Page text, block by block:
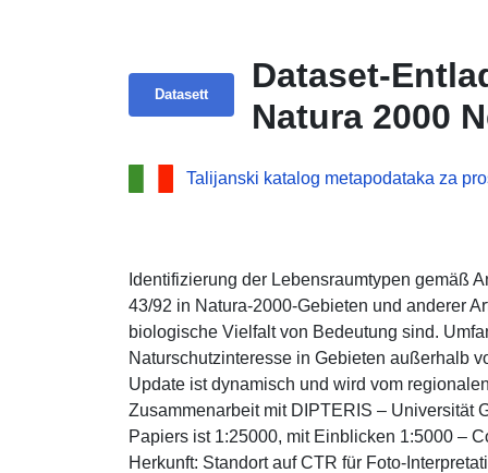
Datasett
Dataset-
Natura 2000
Talijanski katalog metapodataka za
Identifizierung der Lebensraumtypen gemäß
43/92 in Natura-2000-Gebieten und anderer
biologische Vielfalt von Bedeutung sind.
Naturschutzinteresse in Gebieten außerhalb
Update ist dynamisch und wird vom
Zusammenarbeit mit DIPTERIS – Universität
Papiers ist 1:25000, mit Einblicken 1:5000 –
Herkunft: Standort auf CTR für Foto-